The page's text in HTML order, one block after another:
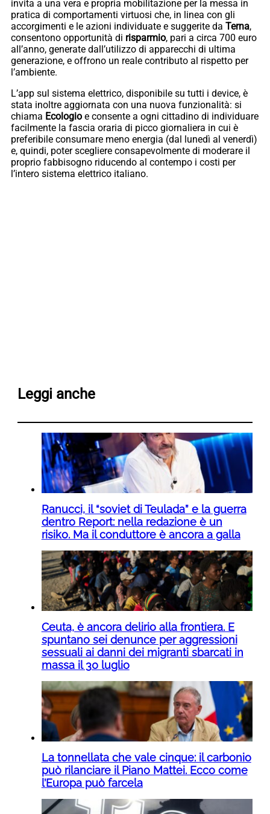
invita a una vera e propria mobilitazione per la messa in
pratica di comportamenti virtuosi che, in linea con gli
accorgimenti e le azioni individuate e suggerite da Terna,
consentono opportunità di risparmio, pari a circa 700 euro
all’anno, generate dall’utilizzo di apparecchi di ultima
generazione, e offrono un reale contributo al rispetto per
l’ambiente.
L’app sul sistema elettrico, disponibile su tutti i device, è
stata inoltre aggiornata con una nuova funzionalità: si
chiama Ecologio e consente a ogni cittadino di individuare
facilmente la fascia oraria di picco giornaliera in cui è
preferibile consumare meno energia (dal lunedì al venerdì)
e, quindi, poter scegliere consapevolmente di moderare il
proprio fabbisogno riducendo al contempo i costi per
l’intero sistema elettrico italiano.
Leggi anche
Ranucci, il “soviet di Teulada” e la guerra
dentro Report: nella redazione è un
risiko. Ma il conduttore è ancora a galla
Ceuta, è ancora delirio alla frontiera. E
spuntano sei denunce per aggressioni
sessuali ai danni dei migranti sbarcati in
massa il 30 luglio
La tonnellata che vale cinque: il carbonio
può rilanciare il Piano Mattei. Ecco come
l’Europa può farcela